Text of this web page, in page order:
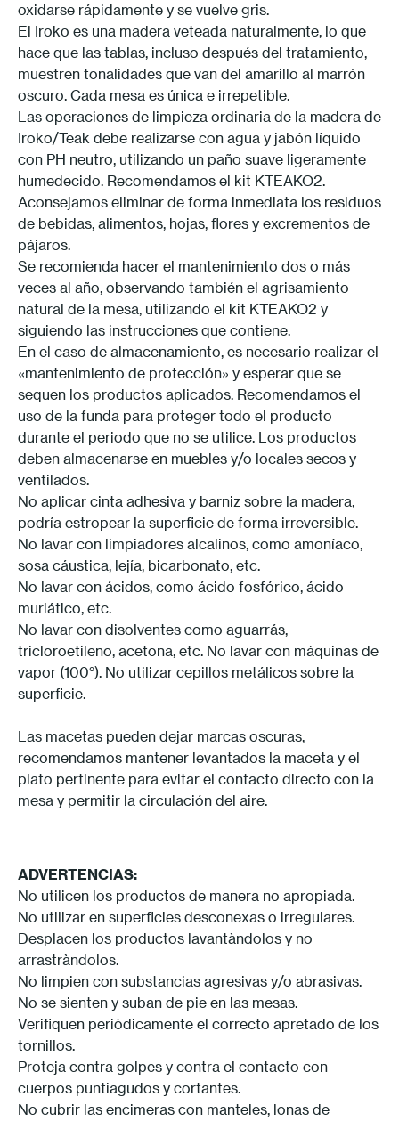
oxidarse rápidamente y se vuelve gris.
El Iroko es una madera veteada naturalmente, lo que
hace que las tablas, incluso después del tratamiento,
muestren tonalidades que van del amarillo al marrón
oscuro. Cada mesa es única e irrepetible.
Las operaciones de limpieza ordinaria de la madera de
Iroko/Teak debe realizarse con agua y jabón líquido
con PH neutro, utilizando un paño suave ligeramente
humedecido. Recomendamos el kit KTEAKO2.
Aconsejamos eliminar de forma inmediata los residuos
de bebidas, alimentos, hojas, flores y excrementos de
pájaros.
Se recomienda hacer el mantenimiento dos o más
veces al año, observando también el agrisamiento
natural de la mesa, utilizando el kit KTEAKO2 y
siguiendo las instrucciones que contiene.
En el caso de almacenamiento, es necesario realizar el
«mantenimiento de protección» y esperar que se
sequen los productos aplicados. Recomendamos el
uso de la funda para proteger todo el producto
durante el periodo que no se utilice. Los productos
deben almacenarse en muebles y/o locales secos y
ventilados.
No aplicar cinta adhesiva y barniz sobre la madera,
podría estropear la superficie de forma irreversible.
No lavar con limpiadores alcalinos, como amoníaco,
sosa cáustica, lejía, bicarbonato, etc.
No lavar con ácidos, como ácido fosfórico, ácido
muriático, etc.
No lavar con disolventes como aguarrás,
tricloroetileno, acetona, etc. No lavar con máquinas de
vapor (100°). No utilizar cepillos metálicos sobre la
superficie.
Las macetas pueden dejar marcas oscuras,
recomendamos mantener levantados la maceta y el
plato pertinente para evitar el contacto directo con la
mesa y permitir la circulación del aire.
ADVERTENCIAS:
No utilicen los productos de manera no apropiada.
No utilizar en superficies desconexas o irregulares.
Desplacen los productos lavantàndolos y no
arrastràndolos.
No limpien con substancias agresivas y/o abrasivas.
No se sienten y suban de pie en las mesas.
Verifiquen periòdicamente el correcto apretado de los
tornillos.
Proteja contra golpes y contra el contacto con
cuerpos puntiagudos y cortantes.
No cubrir las encimeras con manteles, lonas de